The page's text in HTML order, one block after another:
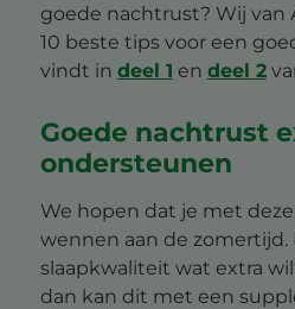
goede nachtrust? Wij van
10 beste tips voor een
vindt in deel 1 en deel 2
Goede nachtrust
ondersteunen
We hopen dat je met
wennen aan de zomertijd.
slaapkwaliteit wat extra
dan kan dit met een